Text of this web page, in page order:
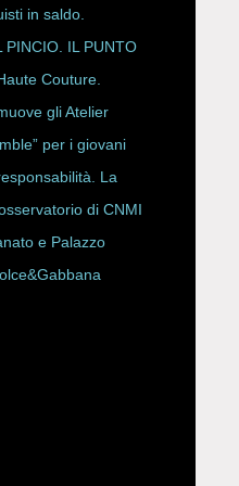
in saldo.
PINCIO. IL PUNTO
E
Couture.
gli Atelier
per i giovani
La
di CNMI
e Palazzo